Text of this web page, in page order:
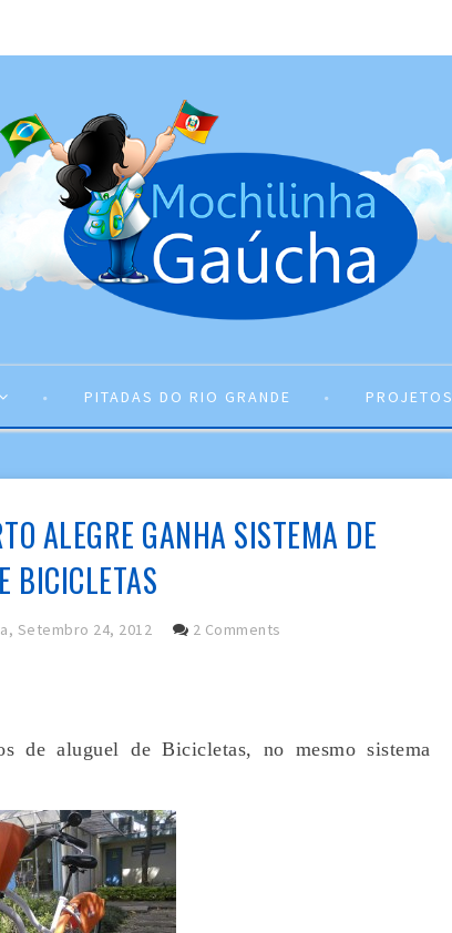
PITADAS DO RIO GRANDE PROJETOS
ALEGRE GANHA SISTEMA DE
BICICLETAS
Setembro 24, 2012 2 Comments
de aluguel de Bicicletas, no mesmo sistema